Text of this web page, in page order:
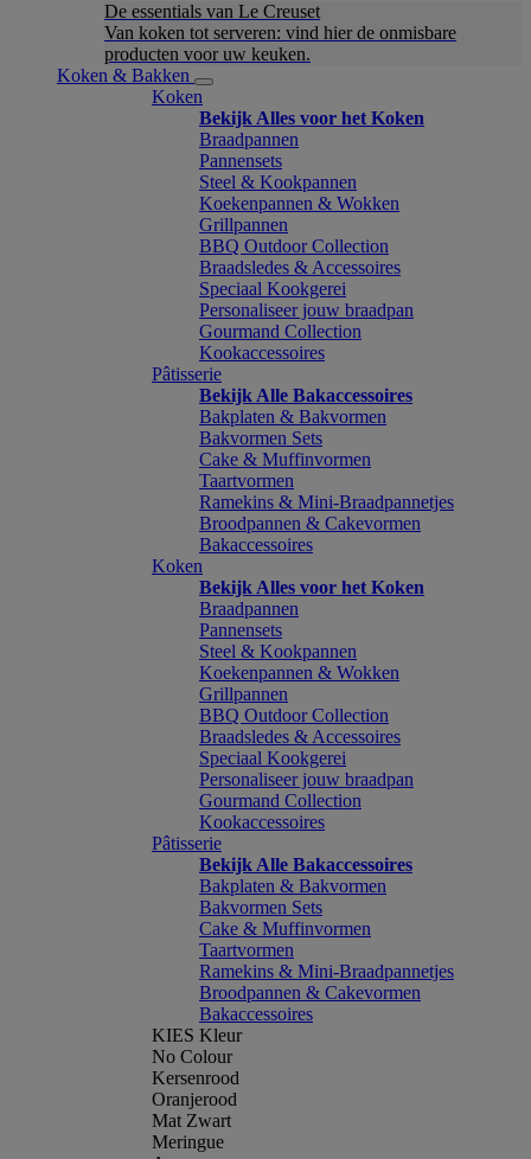
De essentials van Le Creuset
Van koken tot serveren: vind hier de onmisbare
producten voor uw keuken.
Koken & Bakken
Koken
Bekijk Alles voor het Koken
Braadpannen
Pannensets
Steel & Kookpannen
Koekenpannen & Wokken
Grillpannen
BBQ Outdoor Collection
Braadsledes & Accessoires
Speciaal Kookgerei
Personaliseer jouw braadpan
Gourmand Collection
Kookaccessoires
Pâtisserie
Bekijk Alle Bakaccessoires
Bakplaten & Bakvormen
Bakvormen Sets
Cake & Muffinvormen
Taartvormen
Ramekins & Mini-Braadpannetjes
Broodpannen & Cakevormen
Bakaccessoires
Koken
Bekijk Alles voor het Koken
Braadpannen
Pannensets
Steel & Kookpannen
Koekenpannen & Wokken
Grillpannen
BBQ Outdoor Collection
Braadsledes & Accessoires
Speciaal Kookgerei
Personaliseer jouw braadpan
Gourmand Collection
Kookaccessoires
Pâtisserie
Bekijk Alle Bakaccessoires
Bakplaten & Bakvormen
Bakvormen Sets
Cake & Muffinvormen
Taartvormen
Ramekins & Mini-Braadpannetjes
Broodpannen & Cakevormen
Bakaccessoires
KIES Kleur
No Colour
Kersenrood
Oranjerood
Mat Zwart
Meringue